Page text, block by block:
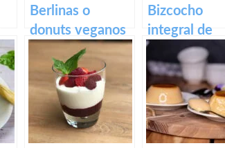
Berlinas o
donuts veganos
rellenos de
crema pastelera
Bizcocho
integral de
zanahoria con
crema de
anacardos